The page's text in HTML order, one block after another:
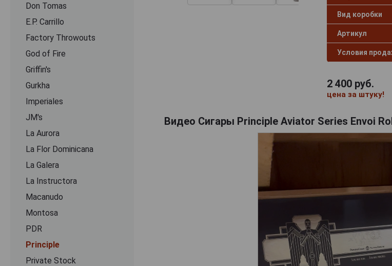
Don Tomas
E.P. Carrillo
Factory Throwouts
God of Fire
Griffin's
Gurkha
Imperiales
JM's
La Aurora
La Flor Dominicana
La Galera
La Instructora
Macanudo
Montosa
PDR
Principle
Private Stock
Вид коробки
Артикул
Условия
2 400руб.
цена за штуку!
Видео Сигары Principle Aviator Series Envoi